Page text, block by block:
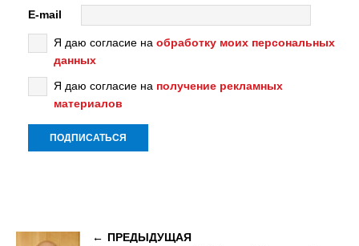
E-mail
Я даю согласие на обработку моих персональных
данных
Я даю согласие на получение рекламных
материалов
ПРЕДЫДУЩАЯ